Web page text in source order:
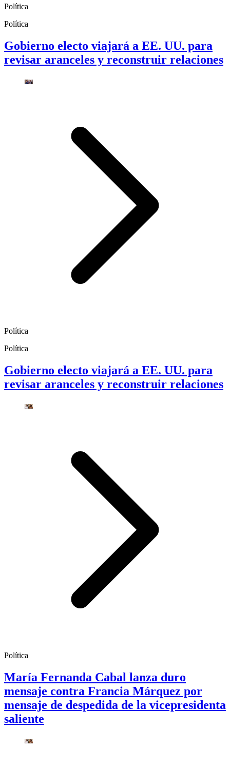
Política
Política
Gobierno electo viajará a EE. UU. para
revisar aranceles y reconstruir relaciones
Política
Política
Gobierno electo viajará a EE. UU. para
revisar aranceles y reconstruir relaciones
Política
María Fernanda Cabal lanza duro
mensaje contra Francia Márquez por
mensaje de despedida de la vicepresidenta
saliente